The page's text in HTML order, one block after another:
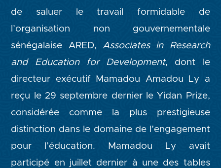
de saluer le travail formidable de
l’organisation non gouvernementale
sénégalaise ARED, Associates in Research
and Education for Development, dont le
directeur exécutif Mamadou Amadou Ly a
reçu le 29 septembre dernier le Yidan Prize,
considérée comme la plus prestigieuse
distinction dans le domaine de l’engagement
pour l’éducation. Mamadou Ly avait
participé en juillet dernier à une des tables